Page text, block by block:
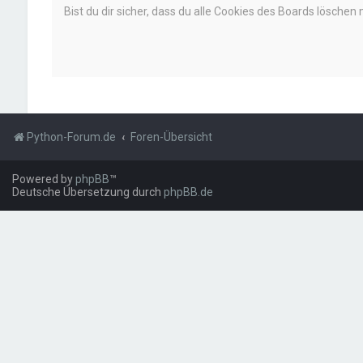
Bist du dir sicher, dass du alle Cookies des Boards löschen
Python-Forum.de Foren-Übersicht
Powered byphpBB™
Deutsche Übersetzung durch phpBB.de